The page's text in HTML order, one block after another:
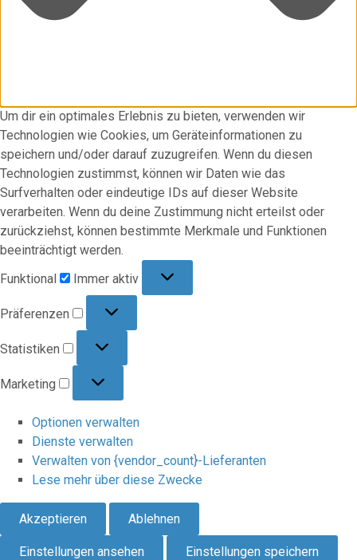
Um dir ein optimales Erlebnis zu bieten, verwenden wir
Technologien wie Cookies, um Geräteinformationen zu
speichern und/oder darauf zuzugreifen. Wenn du diesen
Technologien zustimmst, können wir Daten wie das
Surfverhalten oder eindeutige IDs auf dieser Website
verarbeiten. Wenn du deine Zustimmung nicht erteilst oder
zurückziehst, können bestimmte Merkmale und Funktionen
beeinträchtigt werden.
Funktional
Immer aktiv
Präferenzen
Statistiken
Marketing
Optionen verwalten
Dienste verwalten
Verwalten von {vendor_count}-Lieferanten
Lese mehr über diese Zwecke
Akzeptieren Ablehnen
Einstellungen ansehen
Einstellungen speichern